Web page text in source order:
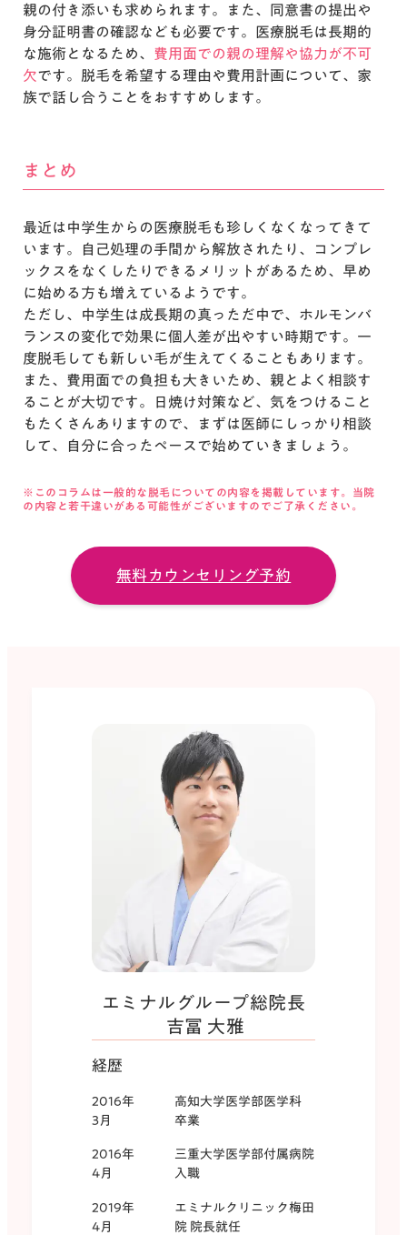
親の付き添いも求められます。また、同意書の提出や
身分証明書の確認なども必要です。医療脱毛は長期的
な施術となるため、 費用面での親の理解や協力が不可
欠です。脱毛を希望する理由や費用計画について、家
族で話し合うことをおすすめします。
まとめ
最近は中学生からの医療脱毛も珍しくなくなってきて
います。自己処理の手間から解放されたり、コンプレ
ックスをなくしたりできるメリットがあるため、早め
に始める方も増えているようです。
ただし、中学生は成長期の真っただ中で、ホルモンバ
ランスの変化で効果に個人差が出やすい時期です。一
度脱毛しても新しい毛が生えてくることもあります。
また、費用面での負担も大きいため、親とよく相談す
ることが大切です。日焼け対策など、気をつけること
もたくさんありますので、まずは医師にしっかり相談
して、自分に合ったペースで始めていきましょう。
※このコラムは一般的な脱毛についての内容を掲載しています。当院
の内容と若干違いがある可能性がございますのでご了承ください。
無料カウンセリング予約
エミナルグループ総院長
吉冨 大雅
経歴
2016年
3月
高知大学医学部医学科
卒業
2016年
4月
三重大学医学部付属病院
入職
2019年
4月
エミナルクリニック梅田
院 院長就任